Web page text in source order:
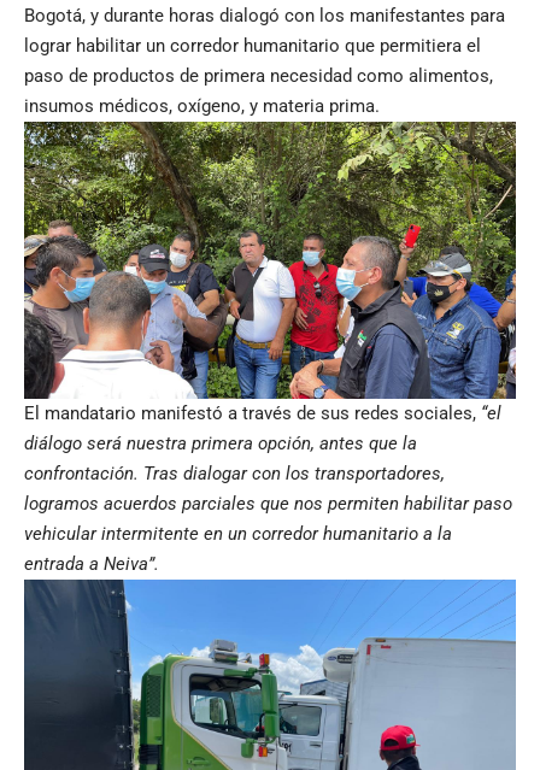
Bogotá, y durante horas dialogó con los manifestantes para
lograr habilitar un corredor humanitario que permitiera el
paso de productos de primera necesidad como alimentos,
insumos médicos, oxígeno, y materia prima.
El mandatario manifestó a través de sus redes sociales, “el
diálogo será nuestra primera opción, antes que la
confrontación. Tras dialogar con los transportadores,
logramos acuerdos parciales que nos permiten habilitar paso
vehicular intermitente en un corredor humanitario a la
entrada a Neiva”.